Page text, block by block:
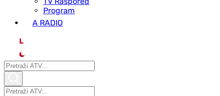
Program
A RADIO
L